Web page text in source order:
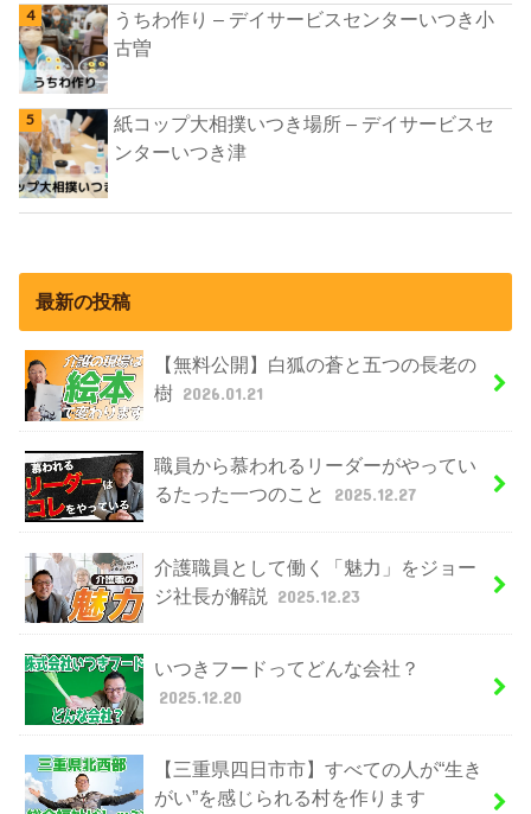
うちわ作り – デイサービスセンターいつき小
古曽
紙コップ大相撲いつき場所 – デイサービスセ
ンターいつき津
最新の投稿
【無料公開】白狐の蒼と五つの長老の
樹 2026.01.21
職員から慕われるリーダーがやってい
るたった一つのこと
2025.12.27
介護職員として働く「魅力」をジョー
ジ社長が解説
2025.12.23
いつきフードってどんな会社？
2025.12.20
【三重県四日市市】すべての人が“生き
がい”を感じられる村を作ります